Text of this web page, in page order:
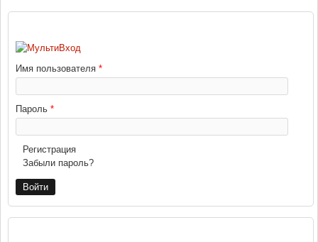
Имя пользователя *
Пароль *
Регистрация
Забыли пароль?